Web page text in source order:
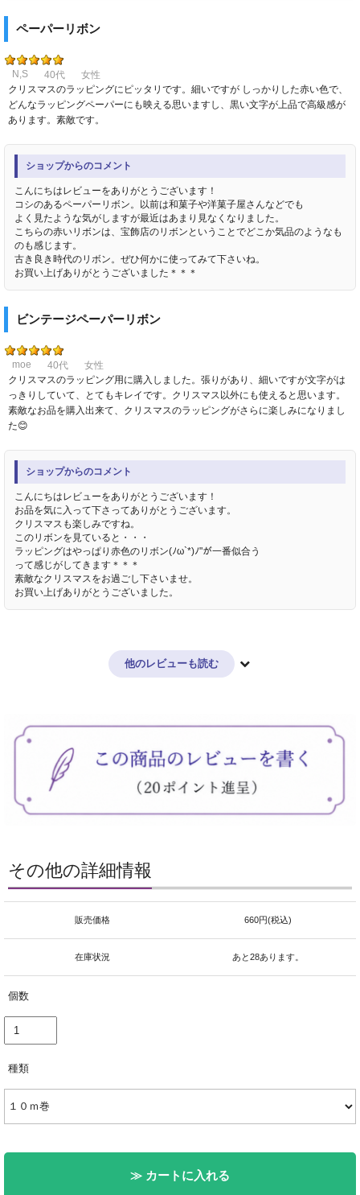
ペーパーリボン
N,S 40代
女性
クリスマスのラッピングにピッタリです。細いですが しっかりした赤い色で、
どんなラッピングペーパーにも映える思いますし、黒い文字が上品で高級感が
あります。素敵です。
ショップからのコメント
こんにちはレビューをありがとうございます！
コシのあるペーパーリボン。以前は和菓子や洋菓子屋さんなどでも
よく見たような気がしますが最近はあまり見なくなりました。
こちらの赤いリボンは、宝飾店のリボンということでどこか気品のようなも
のも感じます。
古き良き時代のリボン。ぜひ何かに使ってみて下さいね。
お買い上げありがとうございました＊＊＊
ビンテージペーパーリボン
moe 40代
女性
クリスマスのラッピング用に購入しました。張りがあり、細いですが文字がは
っきりしていて、とてもキレイです。クリスマス以外にも使えると思います。
素敵なお品を購入出来て、クリスマスのラッピングがさらに楽しみになりまし
た😊
ショップからのコメント
こんにちはレビューをありがとうございます！
お品を気に入って下さってありがとうございます。
クリスマスも楽しみですね。
このリボンを見ていると・・・
ラッピングはやっぱり赤色のリボン(ﾉω`*)ﾉ"が一番似合う
って感じがしてきます＊＊＊
素敵なクリスマスをお過ごし下さいませ。
お買い上げありがとうございました。
他のレビューも読む
その他の詳細情報
販売価格 660円(税込)
在庫状況 あと28あります。
個数
種類
≫ カートに入れる